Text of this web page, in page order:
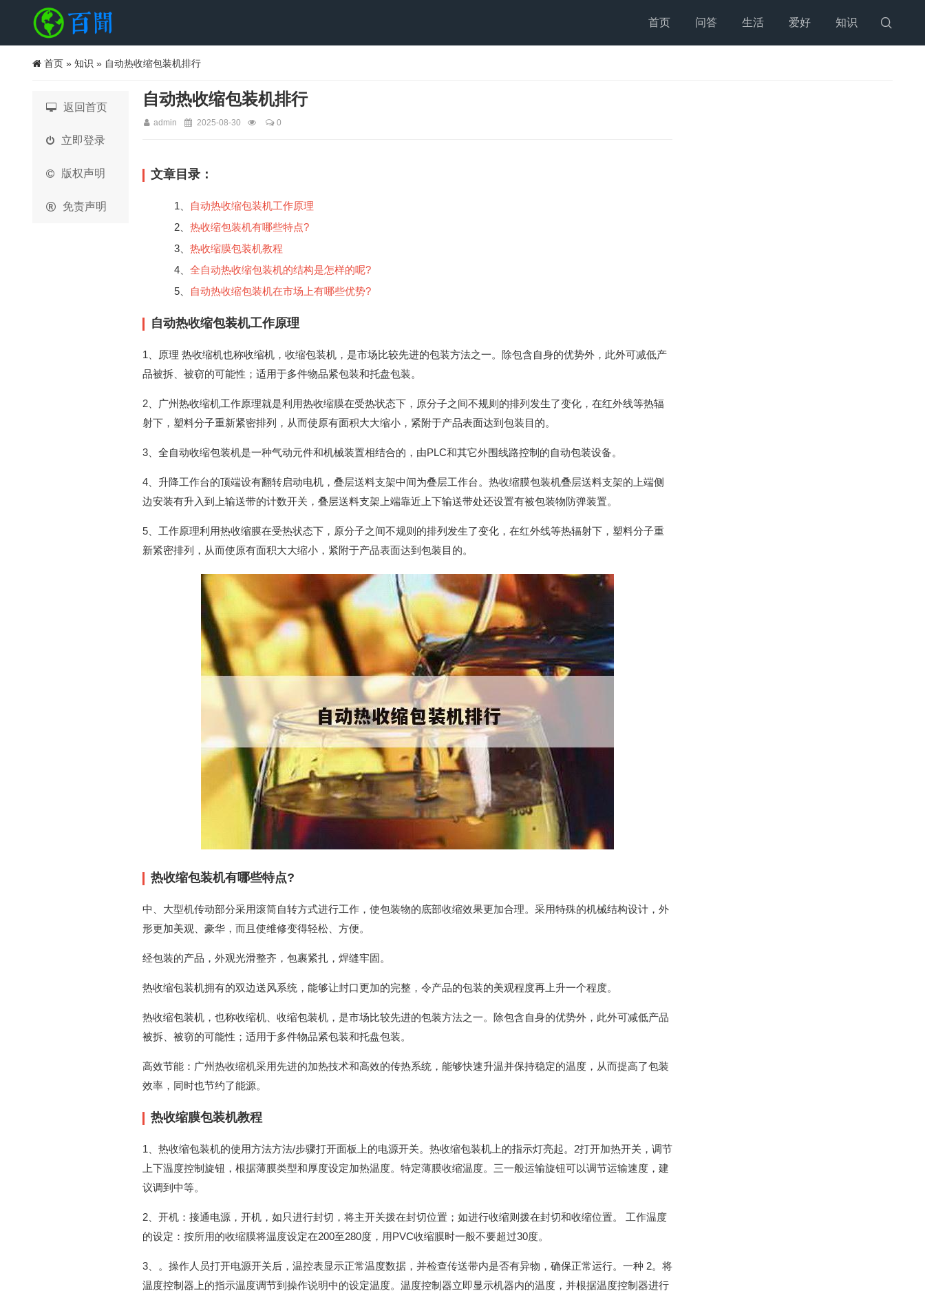

首页 问答 生活 爱好 知识
首页 » 知识 » 自动热收缩包装机排行
返回首页
立即登录
版权声明
免责声明
自动热收缩包装机排行
admin 2025-08-30 0
文章目录：
1、
自动热收缩包装机工作原理
2、 热收缩包装机有哪些特点?
3、 热收缩膜包装机教程
4、 全自动热收缩包装机的结构是怎样的呢?
5、
自动热收缩包装机在市场上有哪些优势?
自动热收缩包装机工作原理
1、原理 热收缩机也称收缩机，收缩包装机，是市场比较先进的包装方法之一。除包含自身的优势外，此外可减低产
品被拆、被窃的可能性；适用于多件物品紧包装和托盘包装。
2、广州热收缩机工作原理就是利用热收缩膜在受热状态下，原分子之间不规则的排列发生了变化，在红外线等热辐
射下，塑料分子重新紧密排列，从而使原有面积大大缩小，紧附于产品表面达到包装目的。
3、全自动收缩包装机是一种气动元件和机械装置相结合的，由PLC和其它外围线路控制的自动包装设备。
4、升降工作台的顶端设有翻转启动电机，叠层送料支架中间为叠层工作台。热收缩膜包装机叠层送料支架的上端侧
边安装有升入到上输送带的计数开关，叠层送料支架上端靠近上下输送带处还设置有被包装物防弹装置。
5、工作原理利用热收缩膜在受热状态下，原分子之间不规则的排列发生了变化，在红外线等热辐射下，塑料分子重
新紧密排列，从而使原有面积大大缩小，紧附于产品表面达到包装目的。
热收缩包装机有哪些特点?
中、大型机传动部分采用滚筒自转方式进行工作，使包装物的底部收缩效果更加合理。采用特殊的机械结构设计，外
形更加美观、豪华，而且使维修变得轻松、方便。
经包装的产品，外观光滑整齐，包裹紧扎，焊缝牢固。
热收缩包装机拥有的双边送风系统，能够让封口更加的完整，令产品的包装的美观程度再上升一个程度。
热收缩包装机，也称收缩机、收缩包装机，是市场比较先进的包装方法之一。除包含自身的优势外，此外可减低产品
被拆、被窃的可能性；适用于多件物品紧包装和托盘包装。
高效节能：广州热收缩机采用先进的加热技术和高效的传热系统，能够快速升温并保持稳定的温度，从而提高了包装
效率，同时也节约了能源。
热收缩膜包装机教程
1、热收缩包装机的使用方法方法/步骤打开面板上的电源开关。热收缩包装机上的指示灯亮起。2打开加热开关，调节
上下温度控制旋钮，根据薄膜类型和厚度设定加热温度。特定薄膜收缩温度。三一般运输旋钮可以调节运输速度，建
议调到中等。
2、开机：接通电源，开机，如只进行封切，将主开关拨在封切位置；如进行收缩则拨在封切和收缩位置。 工作温度
的设定：按所用的收缩膜将温度设定在200至280度，用PVC收缩膜时一般不要超过30度。
3、。操作人员打开电源开关后，温控表显示正常温度数据，并检查传送带内是否有异物，确保正常运行。一种 2。将
温度控制器上的指示温度调节到操作说明中的设定温度。温度控制器立即显示机器内的温度，并根据温度控制器进行